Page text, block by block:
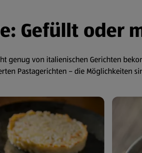
Gefüllt oder
genug von italienischen Gerichten
Pastagerichten – die Möglichkeiten